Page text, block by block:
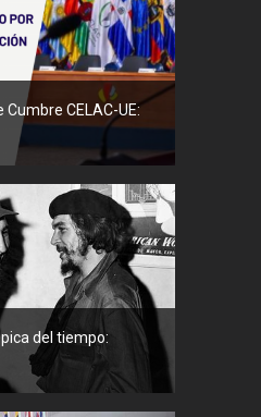
Cumbre CELAC-UE:
del tiempo: